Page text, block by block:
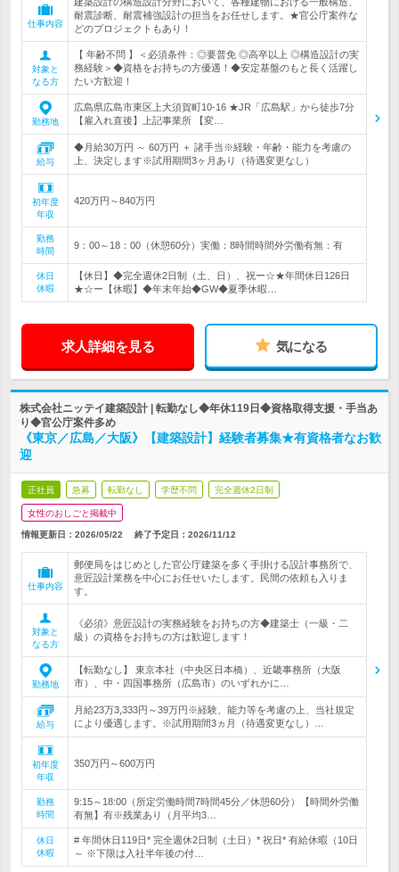
仕事内容
耐震診断、耐震補強設計の担当をお任せします。★官公庁案件な
どのプロジェクトもあり！
対象と
なる方
【 年齢不問 】＜必須条件：◎要普免 ◎高卒以上 ◎構造設計の実
務経験＞◆資格をお持ちの方優遇！◆安定基盤のもと長く活躍し
たい方歓迎！
勤務地
広島県広島市東区上大須賀町10-16 ★JR「広島駅」から徒歩7分
【雇入れ直後】上記事業所 【変…
給与
◆月給30万円 ～ 60万円 ＋ 諸手当※経験・年齢・能力を考慮の
上、決定します※試用期間3ヶ月あり（待遇変更なし）
初年度
年収
420万円～840万円
勤務
時間
9：00～18：00（休憩60分）実働：8時間時間外労働有無：有
休日
休暇
【休日】◆完全週休2日制（土、日）、祝ー☆★年間休日126日
★☆ー【休暇】◆年末年始◆GW◆夏季休暇…
求人詳細を見る 気になる
株式会社ニッテイ建築設計 | 転勤なし◆年休119日◆資格取得支援・手当あ
り◆官公庁案件多め
《東京／広島／大阪》【建築設計】経験者募集★有資格者なお歓
迎
正社員 急募 転勤なし 学歴不問 完全週休2日制
女性のおしごと掲載中
情報更新日：2026/05/22 終了予定日： 2026/11/12
仕事内容
郵便局をはじめとした官公庁建築を多く手掛ける設計事務所で、
意匠設計業務を中心にお任せいたします。民間の依頼も入りま
す。
対象と
なる方
《必須》意匠設計の実務経験をお持ちの方◆建築士（一級・二
級）の資格をお持ちの方は歓迎します！
勤務地
【転勤なし】 東京本社（中央区日本橋）、近畿事務所（大阪
市）、中・四国事務所（広島市）のいずれかに…
給与
月給23万3,333円～39万円※経験、能力等を考慮の上、当社規定
により優遇します。※試用期間3ヵ月（待遇変更なし）…
初年度
年収
350万円～600万円
勤務
時間
9:15～18:00（所定労働時間7時間45分／休憩60分）【時間外労働
有無】有※残業あり（月平均3…
休日
休暇
# 年間休日119日* 完全週休2日制（土日）* 祝日* 有給休暇（10日
～ ※下限は入社半年後の付…